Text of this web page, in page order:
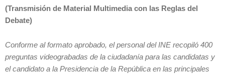
(Transmisión de Material Multimedia con las Reglas del
Debate)
Conforme al formato aprobado, el personal del INE recopiló 400
preguntas videograbadas de la ciudadanía para las candidatas y
el candidato a la Presidencia de la República en las principales